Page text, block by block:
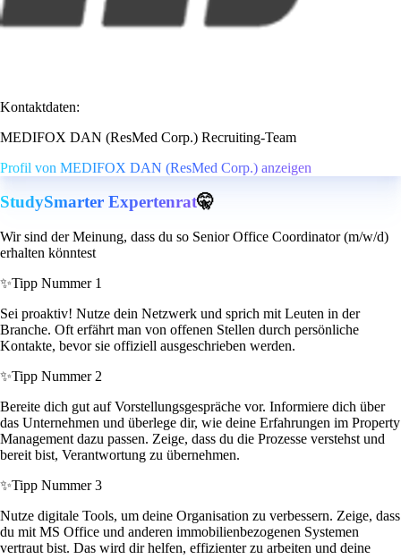
Kontaktdaten:
MEDIFOX DAN (ResMed Corp.) Recruiting-Team
Profil von MEDIFOX DAN (ResMed Corp.) anzeigen
StudySmarter Expertenrat🤫
Wir sind der Meinung, dass du so Senior Office Coordinator (m/w/d)
erhalten könntest
✨Tipp Nummer 1
Sei proaktiv! Nutze dein Netzwerk und sprich mit Leuten in der
Branche. Oft erfährt man von offenen Stellen durch persönliche
Kontakte, bevor sie offiziell ausgeschrieben werden.
✨Tipp Nummer 2
Bereite dich gut auf Vorstellungsgespräche vor. Informiere dich über
das Unternehmen und überlege dir, wie deine Erfahrungen im Property
Management dazu passen. Zeige, dass du die Prozesse verstehst und
bereit bist, Verantwortung zu übernehmen.
✨Tipp Nummer 3
Nutze digitale Tools, um deine Organisation zu verbessern. Zeige, dass
du mit MS Office und anderen immobilienbezogenen Systemen
vertraut bist. Das wird dir helfen, effizienter zu arbeiten und deine